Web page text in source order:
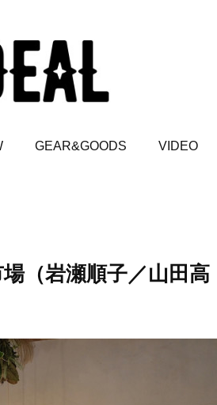
GEAR&GOODS VIDEO
（岩瀬順子／山田高